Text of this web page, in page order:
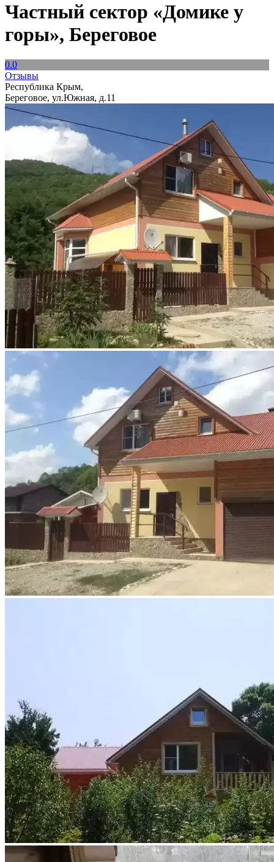
Частный сектор «Домике у
горы», Береговое
0.0
Отзывы
Республика Крым,
Береговое, ул.Южная, д.11